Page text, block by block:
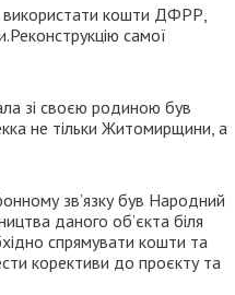
використати кошти ДФРР,
самої
зі своєю родиною був
не тільки Житомирщини, а
зв’язку був Народний
даного об’єкта біля
спрямувати кошти та
корективи до проєкту та